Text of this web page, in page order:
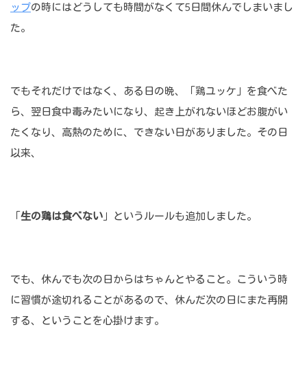
ップの時にはどうしても時間がなくて5日間休んでしまいまし
た。
でもそれだけではなく、ある日の晩、「鶏ユッケ」を食べた
ら、翌日食中毒みたいになり、起き上がれないほどお腹がい
たくなり、高熱のために、できない日がありました。その日
以来、
「 生の鶏は食べない 」というルールも追加しました。
でも、休んでも次の日からはちゃんとやること。こういう時
に習慣が途切れることがあるので、休んだ次の日にまた再開
する、ということを心掛けます。